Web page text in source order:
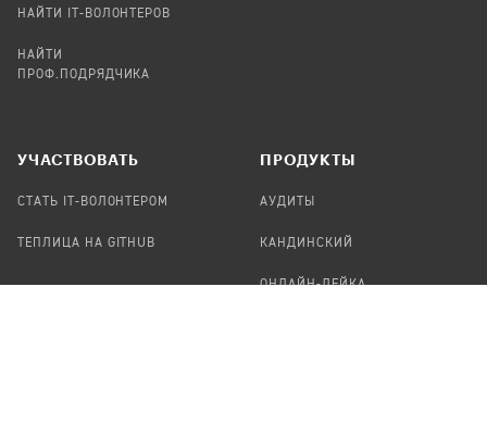
НАЙТИ IT-ВОЛОНТЕРОВ
НАЙТИ
ПРОФ.ПОДРЯДЧИКА
УЧАСТВОВАТЬ
СТАТЬ IT-ВОЛОНТЕРОМ
ТЕПЛИЦА НА GITHUB
ПРОДУКТЫ
АУДИТЫ
КАНДИНСКИЙ
ОНЛАЙН-ЛЕЙКА